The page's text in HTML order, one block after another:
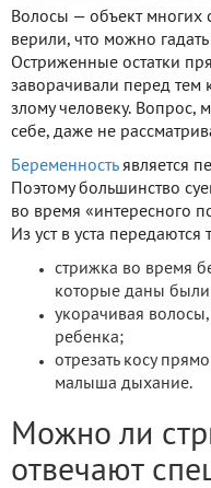
Волосы — объект
верили, что можно
Остриженные остатки
заворачивали перед тем
злому человеку. Вопрос,
себе, даже не
Беременностьявляется
Поэтому большинство
во время «интересного
Из уст в уста
стрижка во время
которые даны были
укорачивая
ребенка;
отрезать косу
малыша дыхание.
Можно ли
отвечают